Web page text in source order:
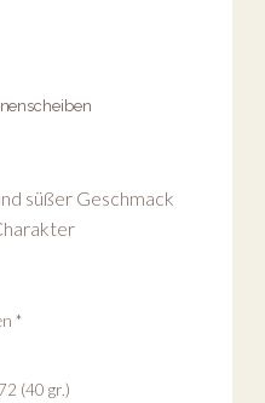
süßer Geschmack
*
(40 gr.)